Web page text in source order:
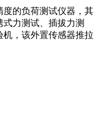
度的负荷测试仪器，其
力测试、插拔力测
，该外置传感器推拉